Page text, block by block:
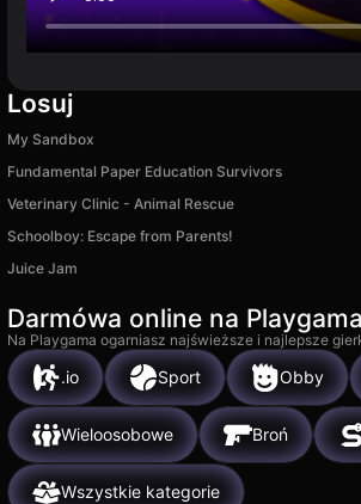
Losuj
My Sandbox
Fundamental Paper Education Survivors
Veterinary Clinic - Animal Rescue
Schoolboy: Escape from Parents!
Juice Jam
Darmówa online na Playgama
Na Playgama ogarniasz najświeższe i najlepsze
.io Sport Obby
Wieloosobowe Broń
Wszystkie kategorie